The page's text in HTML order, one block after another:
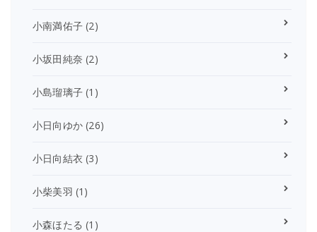
小南満佑子 (2)
小坂田純奈 (2)
小島瑠璃子 (1)
小日向ゆか (26)
小日向結衣 (3)
小柴美羽 (1)
小森ほたる (1)